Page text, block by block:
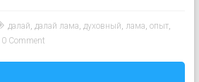
далай, далай лама, духовный, лама, опыт,
0 Comment